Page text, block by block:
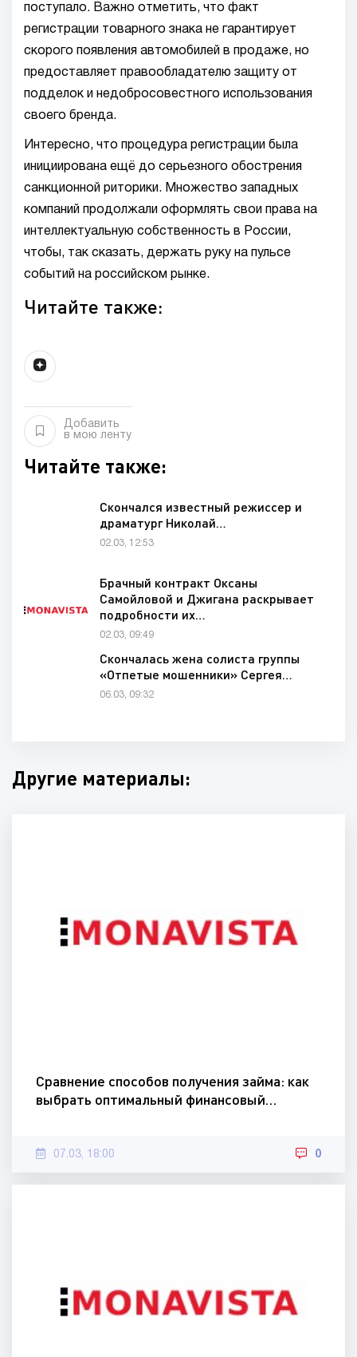
поступало. Важно отметить, что факт
регистрации товарного знака не гарантирует
скорого появления автомобилей в продаже, но
предоставляет правообладателю защиту от
подделок и недобросовестного использования
своего бренда.
Интересно, что процедура регистрации была
инициирована ещё до серьезного обострения
санкционной риторики. Множество западных
компаний продолжали оформлять свои права на
интеллектуальную собственность в России,
чтобы, так сказать, держать руку на пульсе
событий на российском рынке.
Читайте также:
Добавить
в мою ленту
Читайте также:
Скончался известный режиссер и
драматург Николай…
02.03, 12:53
Брачный контракт Оксаны
Самойловой и Джигана раскрывает
подробности их…
02.03, 09:49
Скончалась жена солиста группы
«Отпетые мошенники» Сергея…
06.03, 09:32
Другие материалы:
Сравнение способов получения займа: как
выбрать оптимальный финансовый…
07.03, 18:00 0